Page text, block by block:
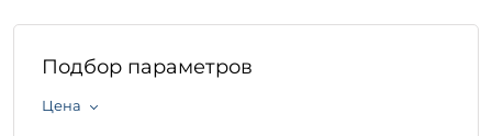
Подбор параметров
Цена